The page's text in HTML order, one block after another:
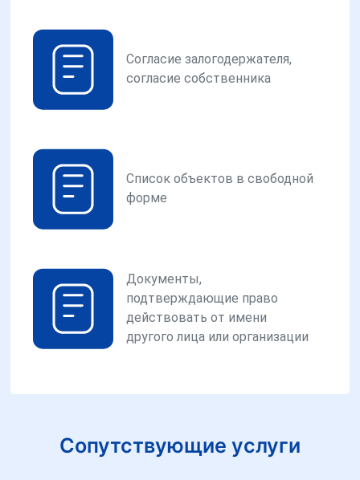
Согласие залогодержателя,
согласие собственника
Список объектов в свободной
форме
Документы,
подтверждающие право
действовать от имени
другого лица или организации
Сопутствующие услуги